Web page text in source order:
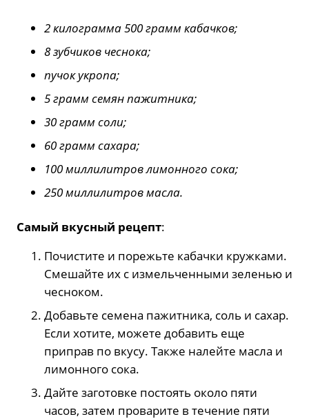
2 килограмма 500 грамм кабачков;
8 зубчиков чеснока;
пучок укропа;
5 грамм семян пажитника;
30 грамм соли;
60 грамм сахара;
100 миллилитров лимонного сока;
250 миллилитров масла.
Самый вкусный рецепт:
Почистите и порежьте кабачки кружками.
Смешайте их с измельченными зеленью и
чесноком.
Добавьте семена пажитника, соль и сахар.
Если хотите, можете добавить еще
приправ по вкусу. Также налейте масла и
лимонного сока.
Дайте заготовке постоять около пяти
часов, затем проварите в течение пяти